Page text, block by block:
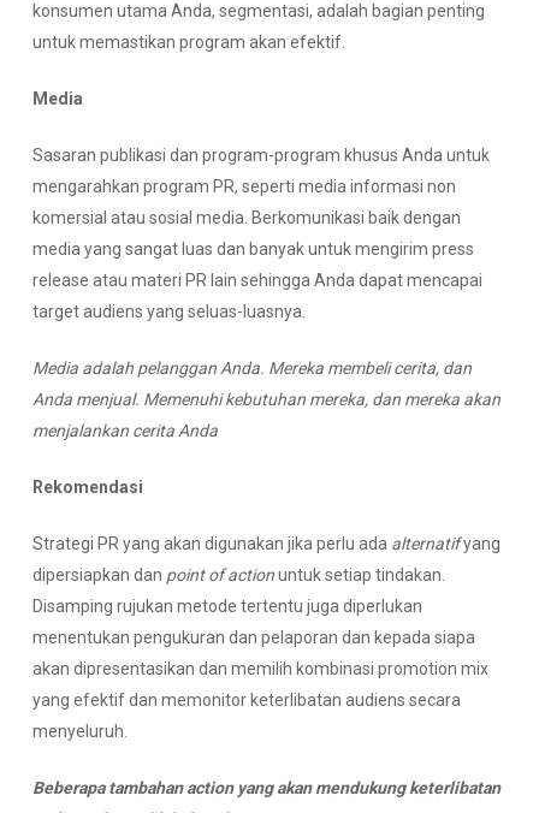
konsumen utama Anda, segmentasi, adalah bagian penting
untuk memastikan program akan efektif.
Media
Sasaran publikasi dan program-program khusus Anda untuk
mengarahkan program PR, seperti media informasi non
komersial atau sosial media. Berkomunikasi baik dengan
media yang sangat luas dan banyak untuk mengirim press
release atau materi PR lain sehingga Anda dapat mencapai
target audiens yang seluas-luasnya.
Media adalah pelanggan Anda. Mereka membeli cerita, dan
Andamenjual. Memenuhi kebutuhan mereka, dan mereka akan
menjalankan cerita Anda
Rekomendasi
Strategi PR yang akan digunakan jika perlu ada alternatifyang
dipersiapkan dan point of actionuntuk setiap tindakan.
Disamping rujukan metode tertentu juga diperlukan
menentukan pengukuran dan pelaporan dan kepada siapa
akan dipresentasikan dan memilih kombinasi promotion mix
yang efektif dan memonitor keterlibatan audiens secara
menyeluruh.
Beberapa tambahan action yang akan mendukung keterlibatan